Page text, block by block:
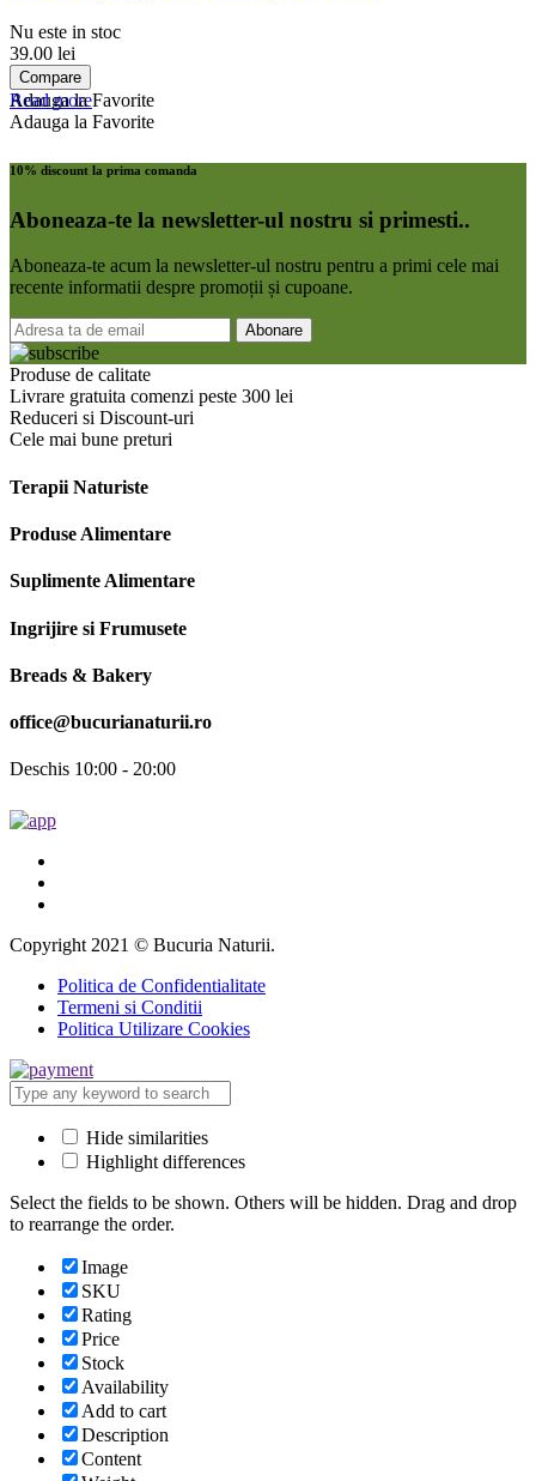
Nu este in stoc
39.00 lei
Read more
Compare
Adauga la Favorite
Adauga la Favorite
10% discount la prima comanda
Aboneaza-te la newsletter-ul nostru si primesti..
Aboneaza-te acum la newsletter-ul nostru pentru a primi cele mai
recente informatii despre promoții și cupoane.
Produse de calitate
Livrare gratuita comenzi peste 300 lei
Reduceri si Discount-uri
Cele mai bune preturi
Terapii Naturiste
Produse Alimentare
Suplimente Alimentare
Ingrijire si Frumusete
Breads & Bakery
office@bucurianaturii.ro
Deschis 10:00 - 20:00
Copyright 2021 © Bucuria Naturii.
Politica de Confidentialitate
Termeni si Conditii
Politica Utilizare Cookies
Hide similarities
Highlight differences
Select the fields to be shown. Others will be hidden. Drag and drop
to rearrange the order.
Image
SKU
Rating
Price
Stock
Availability
Add to cart
Description
Content